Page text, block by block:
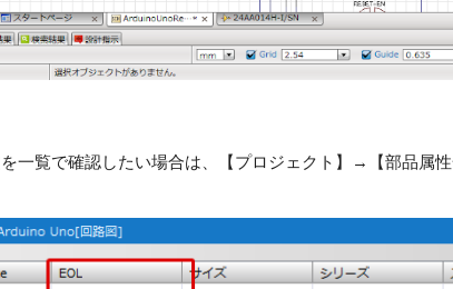
一覧で確認したい場合は、【プロジェクト】→【部品属